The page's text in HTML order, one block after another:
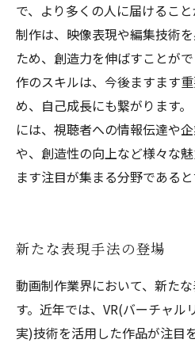
で、より多くの人に届けるこ
制作は、映像表現や編集技術
ため、創造力を伸ばすことが
作のスキルは、今後ますます
め、自己成長にも繋がります
には、視聴者への情報伝達や
や、創造性の向上など様々な
ます注目が集まる分野であると
新たな表現手法の登場
動画制作業界において、新た
す。近年では、VR(バーチャル
実)技術を活用した作品が注目